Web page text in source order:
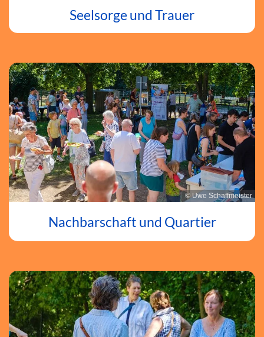
Seelsorge und Trauer
© Uwe Schaffmeister
Nachbarschaft und Quartier